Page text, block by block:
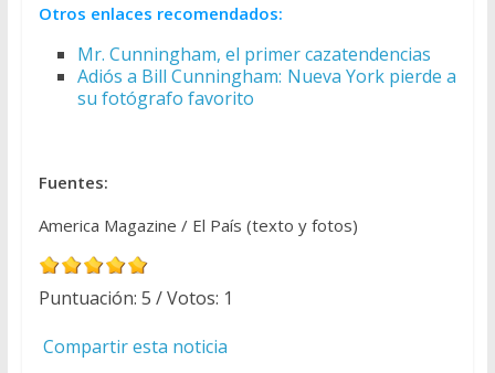
Otros enlaces recomendados:
Mr. Cunningham, el primer cazatendencias
Adiós a Bill Cunningham: Nueva York pierde a
su fotógrafo favorito
Fuentes:
America Magazine / El País (texto y fotos)
Puntuación: 5 / Votos: 1
Compartir esta noticia